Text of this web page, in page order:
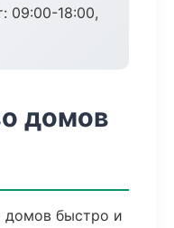
09:00-18:00,
домов
домов быстро и